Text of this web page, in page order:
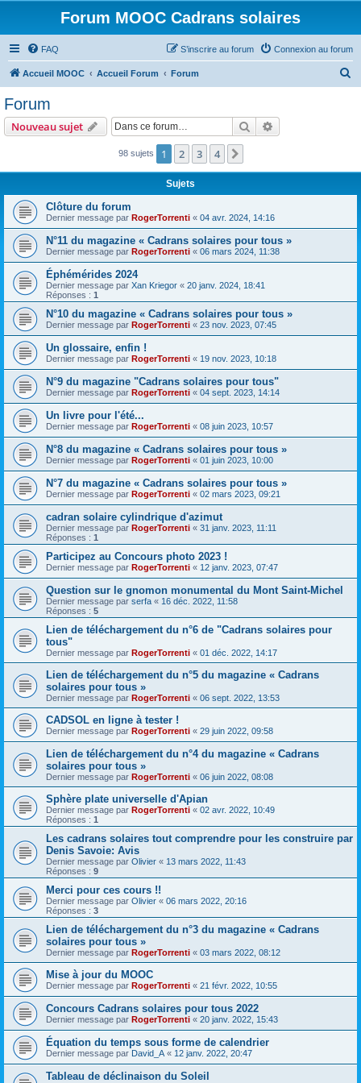
Forum MOOC Cadrans solaires
FAQ Connexion au forum
S’inscrire au forum
Accueil MOOC Accueil Forum Forum
e
Forum
Nouveau sujet Rechercher
98 sujets 1 2 3 4
Sujets
Clôture du forum
Dernier message par RogerTorrenti « 04 avr. 2024, 14:16
N°11 du magazine « Cadrans solaires pour tous »
Dernier message par RogerTorrenti « 06 mars 2024, 11:38
Éphémérides 2024
Dernier message par Xan Kriegor « 20 janv. 2024, 18:41
Réponses : 1
N°10 du magazine « Cadrans solaires pour tous »
Dernier message par RogerTorrenti « 23 nov. 2023, 07:45
Un glossaire, enfin !
Dernier message par RogerTorrenti « 19 nov. 2023, 10:18
N°9 du magazine "Cadrans solaires pour tous"
Dernier message par RogerTorrenti « 04 sept. 2023, 14:14
Un livre pour l'été...
Dernier message par RogerTorrenti « 08 juin 2023, 10:57
N°8 du magazine « Cadrans solaires pour tous »
Dernier message par RogerTorrenti « 01 juin 2023, 10:00
N°7 du magazine « Cadrans solaires pour tous »
Dernier message par RogerTorrenti « 02 mars 2023, 09:21
cadran solaire cylindrique d'azimut
Dernier message par RogerTorrenti « 31 janv. 2023, 11:11
Réponses : 1
Participez au Concours photo 2023 !
Dernier message par RogerTorrenti « 12 janv. 2023, 07:47
Question sur le gnomon monumental du Mont Saint-Michel
Dernier message par serfa « 16 déc. 2022, 11:58
Réponses : 5
Lien de téléchargement du n°6 de "Cadrans solaires pour
tous"
Dernier message par RogerTorrenti « 01 déc. 2022, 14:17
Lien de téléchargement du n°5 du magazine « Cadrans
solaires pour tous »
Dernier message par RogerTorrenti « 06 sept. 2022, 13:53
CADSOL en ligne à tester !
Dernier message par RogerTorrenti « 29 juin 2022, 09:58
Lien de téléchargement du n°4 du magazine « Cadrans
solaires pour tous »
Dernier message par RogerTorrenti « 06 juin 2022, 08:08
Sphère plate universelle d'Apian
Dernier message par RogerTorrenti « 02 avr. 2022, 10:49
Réponses : 1
Les cadrans solaires tout comprendre pour les construire par
Denis Savoie: Avis
Dernier message par Olivier « 13 mars 2022, 11:43
Réponses : 9
Merci pour ces cours !!
Dernier message par Olivier « 06 mars 2022, 20:16
Réponses : 3
Lien de téléchargement du n°3 du magazine « Cadrans
solaires pour tous »
Dernier message par RogerTorrenti « 03 mars 2022, 08:12
Mise à jour du MOOC
Dernier message par RogerTorrenti « 21 févr. 2022, 10:55
Concours Cadrans solaires pour tous 2022
Dernier message par RogerTorrenti « 20 janv. 2022, 15:43
Équation du temps sous forme de calendrier
Dernier message par David_A « 12 janv. 2022, 20:47
Tableau de déclinaison du Soleil